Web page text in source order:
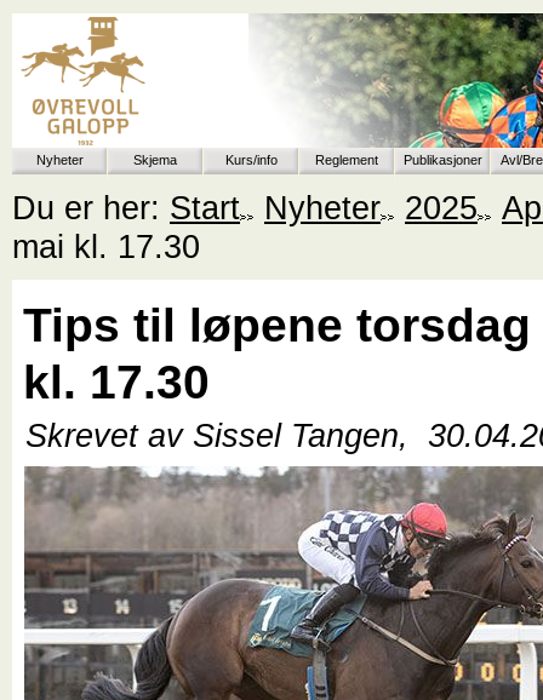
Nyheter Skjema Kurs/info Reglement Publikasjoner Avl/
Du er her: Start Nyheter 2025
mai kl. 17.30
Tips til løpene torsdag
kl. 17.30
Skrevet av Sissel Tangen,